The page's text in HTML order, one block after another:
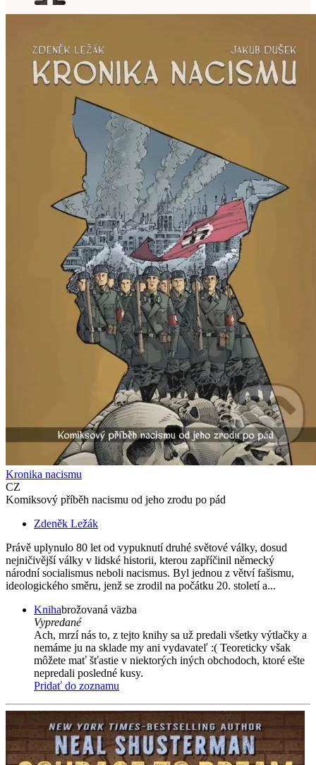
Kronika nacismu
CZ
Komiksový příběh nacismu od jeho zrodu po pád
Zdeněk Ležák
Právě uplynulo 80 let od vypuknutí druhé světové války, dosud
nejničivější války v lidské historii, kterou zapříčinil německý
národní socialismus neboli nacismus. Byl jednou z větví fašismu,
ideologického směru, jenž se zrodil na počátku 20. století a...
Knihabrožovaná väzba
Vypredané
Ach, mrzí nás to, z tejto knihy sa už predali všetky výtlačky a
nemáme ju na sklade my ani vydavateľ :( Teoreticky však
môžete mať šťastie v niektorých iných obchodoch, ktoré ešte
nepredali posledné kusy.
Pridať do zoznamu